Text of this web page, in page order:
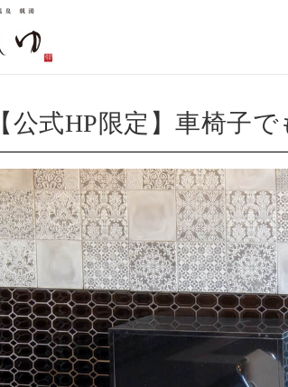
【公式HP限定】車椅子